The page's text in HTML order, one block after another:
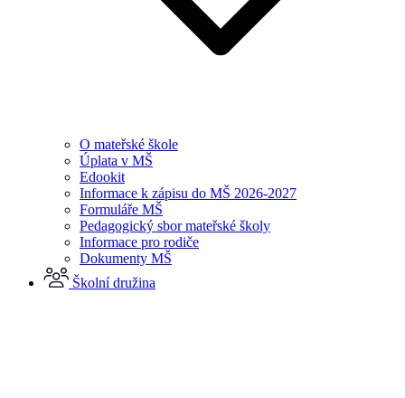
O mateřské škole
Úplata v MŠ
Edookit
Informace k zápisu do MŠ 2026-2027
Formuláře MŠ
Pedagogický sbor mateřské školy
Informace pro rodiče
Dokumenty MŠ
Školní družina